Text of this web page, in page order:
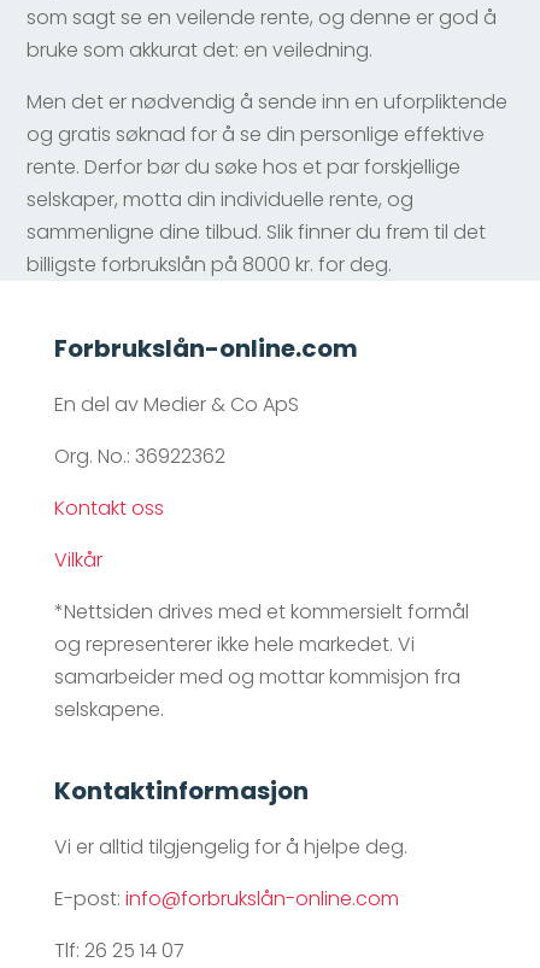
som sagt se en veilende rente, og denne er god å
bruke som akkurat det: en veiledning.
Men det er nødvendig å sende inn en uforpliktende
og gratis søknad for å se din personlige effektive
rente. Derfor bør du søke hos et par forskjellige
selskaper, motta din individuelle rente, og
sammenligne dine tilbud. Slik finner du frem til det
billigste forbrukslån på 8000 kr. for deg.
Forbrukslån-online.com
En del av Medier & Co ApS
Org. No.: 36922362
Kontakt oss
Vilkår
*Nettsiden drives med et kommersielt formål
og representerer ikke hele markedet. Vi
samarbeider med og mottar kommisjon fra
selskapene.
Kontaktinformasjon
Vi er alltid tilgjengelig for å hjelpe deg.
E-post: info@forbrukslån-online.com
Tlf: 26 25 14 07